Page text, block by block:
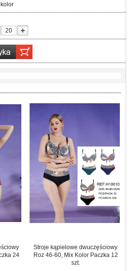
24
Stroje kąpielowe dwuczęściowy
Roz 46-60, Mix Kolor Paczka 12
szt.